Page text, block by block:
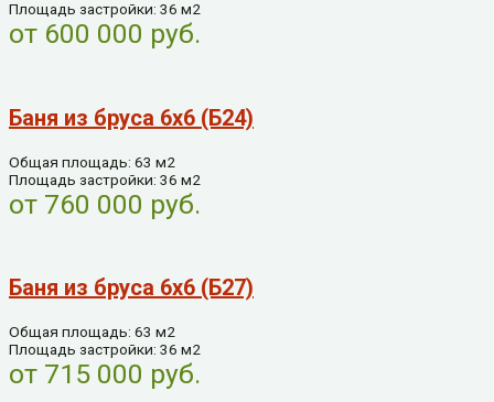
Площадь застройки: 36 м2
от 600 000 руб.
Баня из бруса 6х6 (Б24)
Общая площадь: 63 м2
Площадь застройки: 36 м2
от 760 000 руб.
Баня из бруса 6х6 (Б27)
Общая площадь: 63 м2
Площадь застройки: 36 м2
от 715 000 руб.